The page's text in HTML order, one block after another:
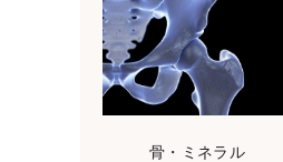
骨・ミネラル